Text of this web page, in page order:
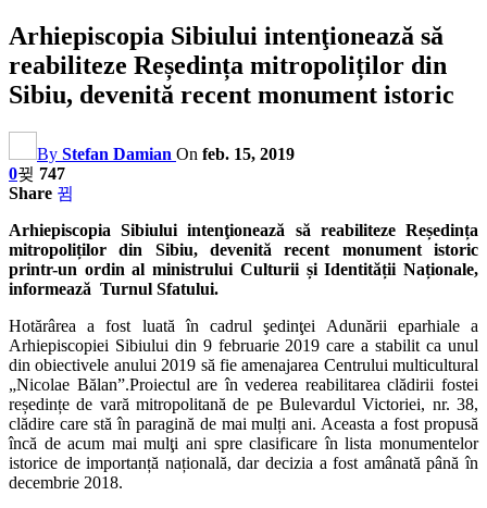
Arhiepiscopia Sibiului intenţionează să
reabiliteze Reședința mitropoliților din
Sibiu, devenită recent monument istoric
By Stefan Damian On feb. 15, 2019
0
747
Share
Arhiepiscopia Sibiului intenţionează să reabiliteze Reședința
mitropoliților din Sibiu, devenită recent monument istoric
printr-un ordin al ministrului Culturii și Identității Naționale,
informează Turnul Sfatului.
Hotărârea a fost luată în cadrul şedinţei Adunării eparhiale a
Arhiepiscopiei Sibiului din 9 februarie 2019 care a stabilit ca unul
din obiectivele anului 2019 să fie amenajarea Centrului multicultural
„Nicolae Bălan”.Proiectul are în vederea reabilitarea clădirii fostei
reședințe de vară mitropolitană de pe Bulevardul Victoriei, nr. 38,
clădire care stă în paragină de mai mulți ani. Aceasta a fost propusă
încă de acum mai mulţi ani spre clasificare în lista monumentelor
istorice de importanță națională, dar decizia a fost amânată până în
decembrie 2018.